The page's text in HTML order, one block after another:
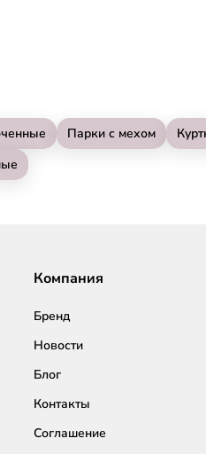
Парки с мехом
Компания
Бренд
Новости
Блог
Контакты
Соглашение